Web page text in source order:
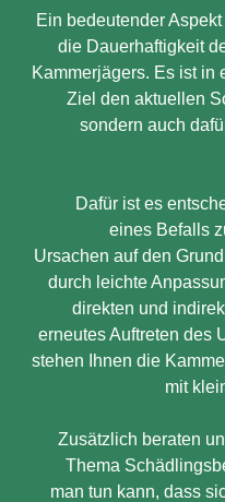
Ein bedeutender
die Dauerhaftigkeit
Kammerjägers. Es ist in
Ziel den aktuellen
sondern auch
Dafür ist es
eines Befalls
Ursachen auf den
durch leichte
direkten und
erneutes Auftreten des
stehen Ihnen die
mit
Zusätzlich beraten
Thema
man tun kann, dass